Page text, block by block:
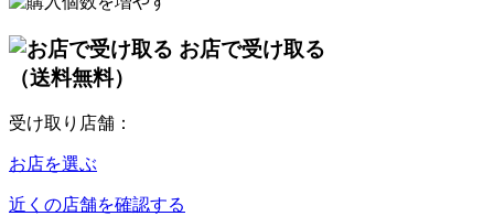
お店で受け取る
（送料無料）
受け取り店舗：
お店を選ぶ
近くの店舗を確認する